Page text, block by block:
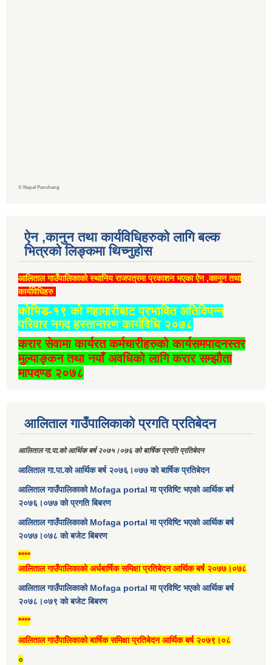
© Nepal Panchang
ऐन ,कानुन तथा कार्यविधिहरुको लागि बल्क
भित्रको लिङ्कमा थिच्‍नुहोस
आलिताल गाउँपालिकाको स्थानिय राजपत्रमा प्रकाशन भएका ऐन ,कानुन तथा
कार्यविधिहरु
कोभिड-१९ को महामारीबाट प्रभावित अतिविपन्न
परिवार नगद हस्तान्तरण कार्यविधि २०७८
करार सेवामा कार्यरत कर्मचारीहरुको कार्यसमपादनस्तर
मुल्याङ्कन तथा नयाँ अवधिको लागि करार सम्झौता
मापदण्ड २०७८
आलिताल गाउँपालिकाको प्रगति प्रतिबेदन
आलिताल गा.पा.को आर्थिक बर्ष २०७५।०७६ को बार्षिक प्रगति प्रतिबेदन
आलिताल गा.पा.को आर्थिक बर्ष २०७६।०७७ को बार्षिक प्रतिबेदन
आलिताल गाउँपालिकाको Mofaga portal मा प्रविष्टि भएको आर्थिक बर्ष
२०७६।०७७ को प्रगति बिबरण
आलिताल गाउँपालिकाको Mofaga portal मा प्रविष्टि भएको आर्थिक बर्ष
२०७७।०७८ को बजेट बिबरण
****
आलिताल गाउँपालिकाको अर्धबार्षिक समिक्षा प्रतिबेदन आर्थिक बर्ष २०७७।०७८
आलिताल गाउँपालिकाको Mofaga portal मा प्रविष्टि भएको आर्थिक बर्ष
२०७८।०७९ को बजेट बिबरण
****
आलिताल गाउँपालिकाको बार्षिक समिक्षा प्रतिबेदन आर्थिक बर्ष २०७९।०८
०